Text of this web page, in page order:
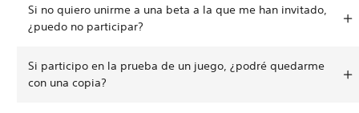
Si no quiero unirme a una beta a la que me han invitado,
¿puedo no participar?
Si participo en la prueba de un juego, ¿podré quedarme
con una copia?